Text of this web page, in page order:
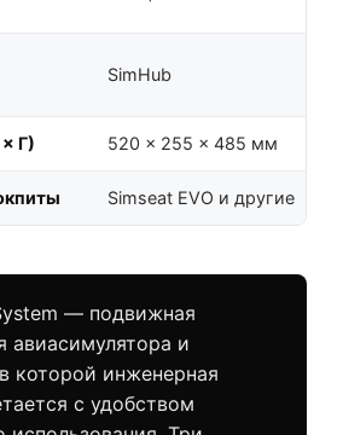
SimHub
Г) 520 × 255 × 485 мм
Simseat EVO и другие
— подвижная
авиасимулятора и
которой инженерная
с удобством